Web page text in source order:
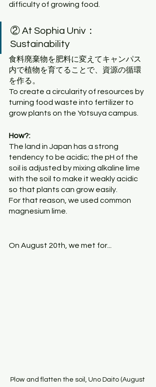
difficulty of growing food.
② At Sophia Univ：
Sustainability
食料廃棄物を肥料に変えてキャンパス
内で植物を育てることで、資源の循環
を作る。
To create a circularity of resources by
turning food waste into fertilizer to
grow plants on the Yotsuya campus.
How?:
The land in Japan has a strong
tendency to be acidic; the pH of the
soil is adjusted by mixing alkaline lime
with the soil to make it weakly acidic
so that plants can grow easily.
For that reason, we used common
magnesium lime.
On August 20th, we met for...
Plow and flatten the soil, Uno Daito (August